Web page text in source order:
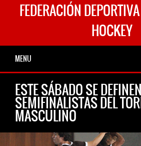
FEDERACIÓN
HOCKEY
MENU
ESTE SÁBADO SE
SEMIFINALISTAS DEL
MASCULINO